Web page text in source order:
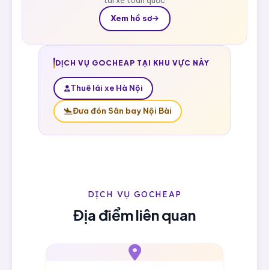
Xem hồ sơ
DỊCH VỤ GOCHEAP TẠI KHU VỰC NÀY
Thuê lái xe Hà Nội
Đưa đón Sân bay Nội Bài
DỊCH VỤ GOCHEAP
Địa điểm liên quan